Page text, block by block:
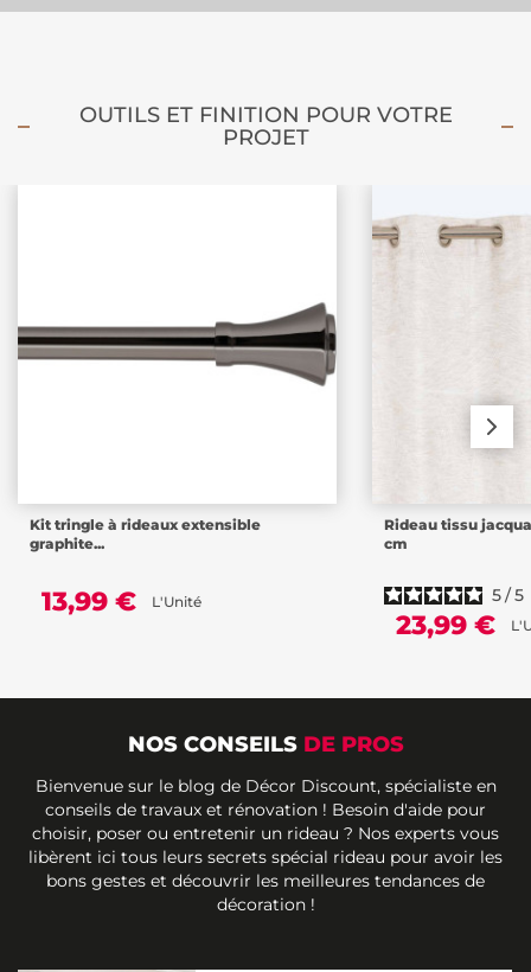
OUTILS ET FINITION POUR VOTRE
PROJET
Kit tringle à rideaux extensible
graphite...
13,99 € L'Unité
Rideau tissu
cm
5/5
23,99 €
NOS CONSEILS DE PROS
Bienvenue sur le blog de Décor Discount, spécialiste en
conseils de travaux et rénovation ! Besoin d'aide pour
choisir, poser ou entretenir un rideau ? Nos experts vous
libèrent ici tous leurs secrets spécial rideau pour avoir les
bons gestes et découvrir les meilleures tendances de
décoration !